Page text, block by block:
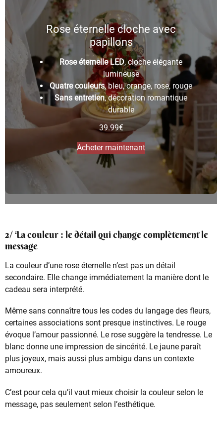
Rose éternelle cloche avec
papillons
Rose éternelle LED, cloche élégante
lumineuse
Quatre couleurs, bleu, orange, rose, rouge
Sans entretien, décoration romantique
durable
39.99€
Acheter maintenant
2/ La couleur : le détail qui change complètement le
message
La couleur d’une rose éternelle n’est pas un détail
secondaire. Elle change immédiatement la manière dont le
cadeau sera interprété.
Même sans connaître tous les codes du langage des fleurs,
certaines associations sont presque instinctives. Le rouge
évoque l’amour passionné. Le rose suggère la tendresse. Le
blanc donne une impression de sincérité. Le jaune paraît
plus joyeux, mais aussi plus ambigu dans un contexte
amoureux.
C’est pour cela qu’il vaut mieux choisir la couleur selon le
message, pas seulement selon l’esthétique.